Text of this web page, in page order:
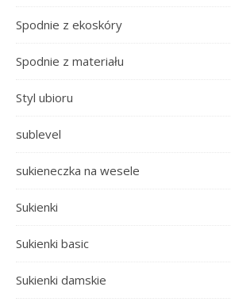
Spodnie z ekoskóry
Spodnie z materiału
Styl ubioru
sublevel
sukieneczka na wesele
Sukienki
Sukienki basic
Sukienki damskie